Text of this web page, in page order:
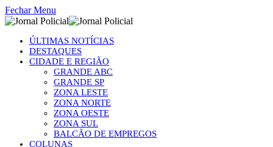
Fechar Menu
ÚLTIMAS NOTÍCIAS
DESTAQUES
CIDADE E REGIÃO
GRANDE ABC
GRANDE SP
ZONA LESTE
ZONA NORTE
ZONA OESTE
ZONA SUL
BALCÃO DE EMPREGOS
COLUNAS